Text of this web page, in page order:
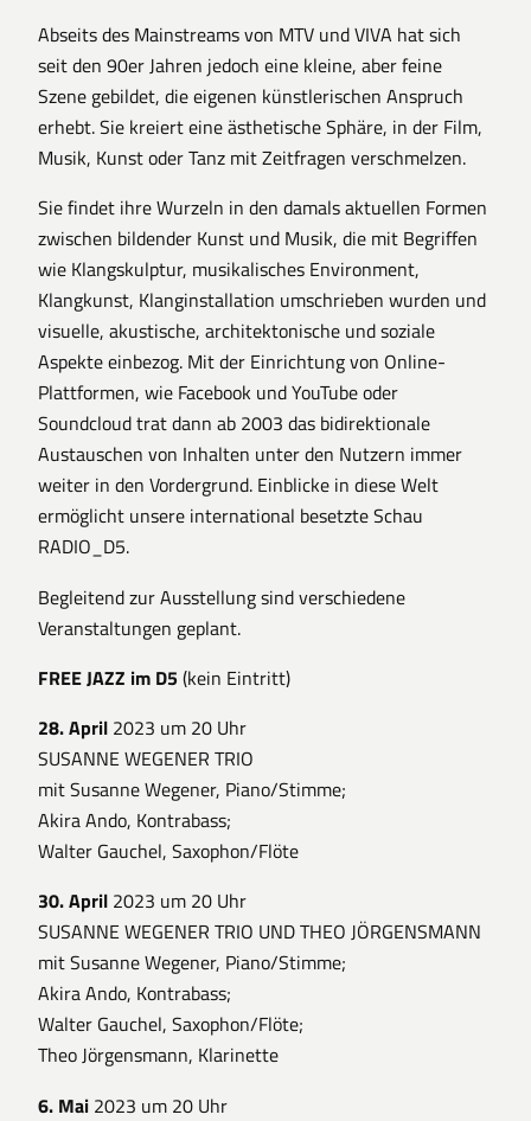
Abseits des Mainstreams von MTV und VIVA hat sich
seit den 90er Jahren jedoch eine kleine, aber feine
Szene gebildet, die eigenen künstlerischen Anspruch
erhebt. Sie kreiert eine ästhetische Sphäre, in der Film,
Musik, Kunst oder Tanz mit Zeitfragen verschmelzen.
Sie findet ihre Wurzeln in den damals aktuellen Formen
zwischen bildender Kunst und Musik, die mit Begriffen
wie Klangskulptur, musikalisches Environment,
Klangkunst, Klanginstallation umschrieben wurden und
visuelle, akustische, architektonische und soziale
Aspekte einbezog. Mit der Einrichtung von Online-
Plattformen, wie Facebook und YouTube oder
Soundcloud trat dann ab 2003 das bidirektionale
Austauschen von Inhalten unter den Nutzern immer
weiter in den Vordergrund. Einblicke in diese Welt
ermöglicht unsere international besetzte Schau
RADIO_D5.
Begleitend zur Ausstellung sind verschiedene
Veranstaltungen geplant.
FREE JAZZ im D5(kein Eintritt)
28. April 2023 um 20 Uhr
SUSANNE WEGENER TRIO
mit Susanne Wegener, Piano/Stimme;
Akira Ando, Kontrabass;
Walter Gauchel, Saxophon/Flöte
30. April 2023 um 20 Uhr
SUSANNE WEGENER TRIO UND THEO JÖRGENSMANN
mit Susanne Wegener, Piano/Stimme;
Akira Ando, Kontrabass;
Walter Gauchel, Saxophon/Flöte;
Theo Jörgensmann, Klarinette
6. Mai 2023 um 20 Uhr